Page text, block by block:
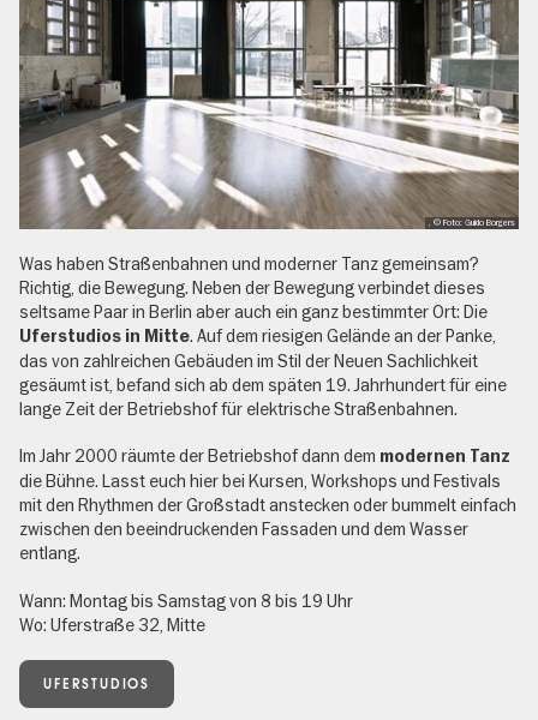
, © Foto: Guido Borgers
Was haben Straßenbahnen und moderner Tanz gemeinsam?
Richtig, die Bewegung. Neben der Bewegung verbindet dieses
seltsame Paar in Berlin aber auch ein ganz bestimmter Ort: Die
Uferstudios in Mitte. Auf dem riesigen Gelände an der Panke,
das von zahlreichen Gebäuden im Stil der Neuen Sachlichkeit
gesäumt ist, befand sich ab dem späten 19. Jahrhundert für eine
lange Zeit der Betriebshof für elektrische Straßenbahnen.
Im Jahr 2000 räumte der Betriebshof dann dem modernen Tanz
die Bühne. Lasst euch hier bei Kursen, Workshops und Festivals
mit den Rhythmen der Großstadt anstecken oder bummelt einfach
zwischen den beeindruckenden Fassaden und dem Wasser
entlang.
Wann: Montag bis Samstag von 8 bis 19 Uhr
Wo: Uferstraße 32, Mitte
UFERSTUDIOS